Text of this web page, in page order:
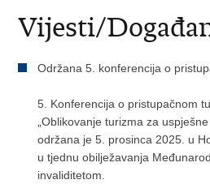
Vijesti/
Održana 5. konferencija o
5. Konferencija o pristupačnom
„Oblikovanje turizma za
održana je 5. prosinca 2025. u
u tjednu obilježavanja
invaliditetom.